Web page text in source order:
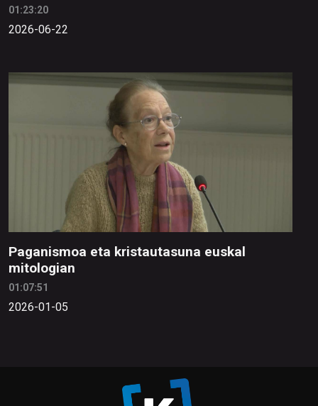
01:23:20
2026-06-22
Paganismoa eta kristautasuna euskal
mitologian
01:07:51
2026-01-05